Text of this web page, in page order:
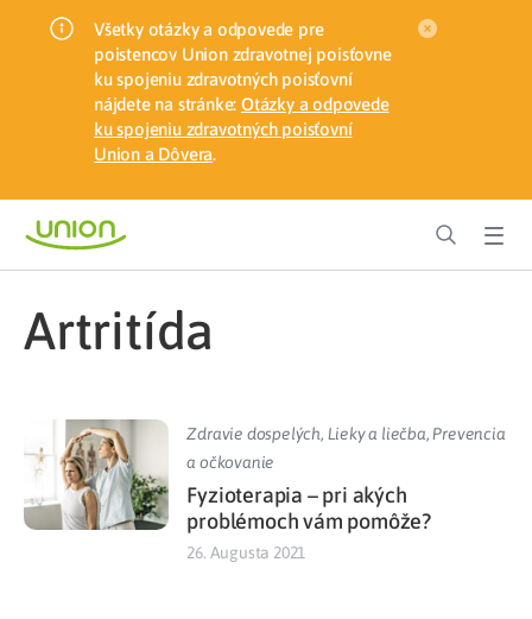
Všetky otázky a odpovede pre
poistencov Union zdravotnej poisťovne
ku spojeniu zdravotných poisťovní
nájdete na stránke: Otázky a odpovede
ku spojeniu zdravotných poisťovní
Union a Dôvera.
artritída
Zdravie dospelých, Lieky a liečba,Prevencia
a očkovanie
Fyzioterapia – pri akých
problémoch vám pomôže?
26. Augusta 2021